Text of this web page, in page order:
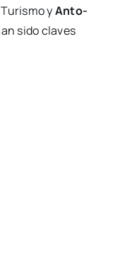
yAnto­
sido cla­ves